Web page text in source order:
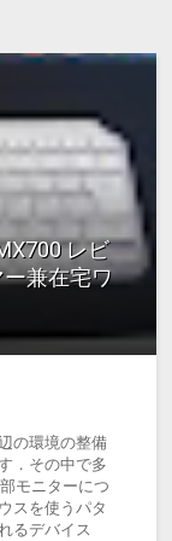
レビ
兼在宅ワ
の環境の整備
．その中で多
モニターにつ
スを使うパタ
るデバイス